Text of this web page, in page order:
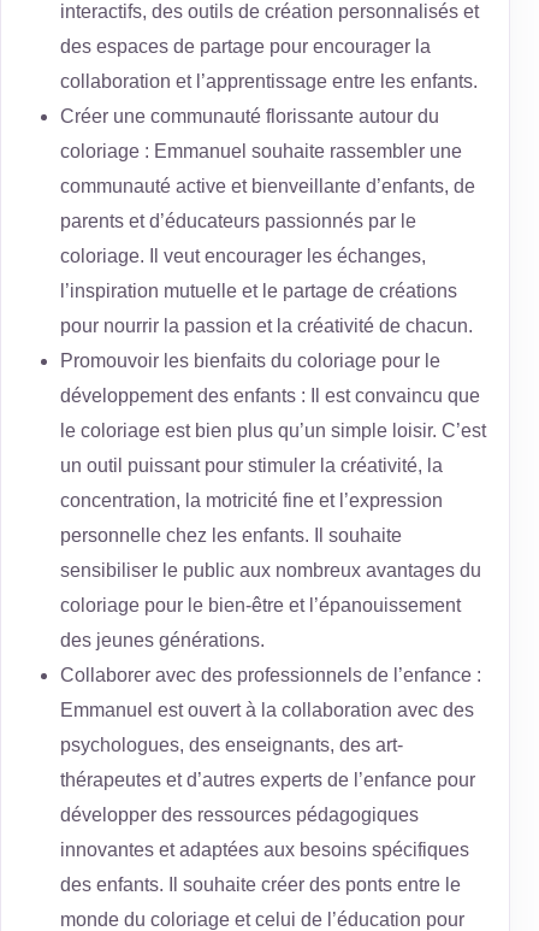
interactifs, des outils de création personnalisés et
des espaces de partage pour encourager la
collaboration et l’apprentissage entre les enfants.
Créer une communauté florissante autour du
coloriage : Emmanuel souhaite rassembler une
communauté active et bienveillante d’enfants, de
parents et d’éducateurs passionnés par le
coloriage. Il veut encourager les échanges,
l’inspiration mutuelle et le partage de créations
pour nourrir la passion et la créativité de chacun.
Promouvoir les bienfaits du coloriage pour le
développement des enfants : Il est convaincu que
le coloriage est bien plus qu’un simple loisir. C’est
un outil puissant pour stimuler la créativité, la
concentration, la motricité fine et l’expression
personnelle chez les enfants. Il souhaite
sensibiliser le public aux nombreux avantages du
coloriage pour le bien-être et l’épanouissement
des jeunes générations.
Collaborer avec des professionnels de l’enfance :
Emmanuel est ouvert à la collaboration avec des
psychologues, des enseignants, des art-
thérapeutes et d’autres experts de l’enfance pour
développer des ressources pédagogiques
innovantes et adaptées aux besoins spécifiques
des enfants. Il souhaite créer des ponts entre le
monde du coloriage et celui de l’éducation pour